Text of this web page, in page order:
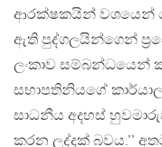
ආරක්ෂකයින් වශයෙන්
ඇති පුද්ගලයින්ගෙන්
ලංකාව සම්බන්ධයෙන්
සභාපතිනියගේ
සාධනීය අදහස්
කරන ලද්දක් බවය.’’